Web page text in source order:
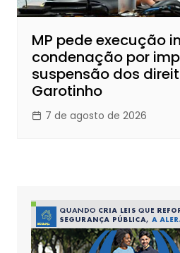
MP pede execução
condenação por
suspensão dos
Garotinho
7 de agosto de 2026